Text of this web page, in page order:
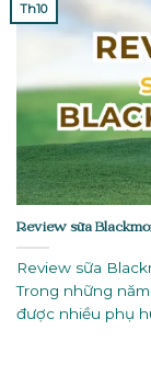
Review sữa
Review sữa
Trong những
được nhiều phụ
Th10